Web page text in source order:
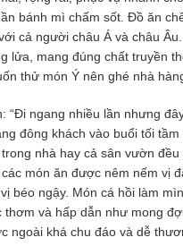
bánh mì chấm sốt. Đồ ăn
cả người châu Á và châu
lửa, mang đúng chất truyền
thử món Ý nên ghé nhà
“Đi ngang nhiều lần nhưng
đông khách vào buổi tối
nhà hay cả sân vườn
món ăn được nêm nếm vị
béo ngậy. Món cá hồi làm
thơm và hấp dẫn như mong
ngoài khá chu đáo và dễ